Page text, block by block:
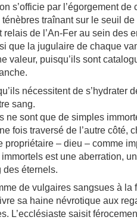
s’officie par l’égorgement
traînant sur le seuil
relais de l’An-Fer au sein des
que la jugulaire de chaque
valeur, puisqu’ils sont
nécessitent de s’hydrater
sang.
ne sont que de simples
fois traversé de l’autre côté,
propriétaire – dieu – comme
immortels est une aberration,
des éternels.
de vulgaires sangsues à la
sa haine névrotique aux
L’ecclésiaste saisit